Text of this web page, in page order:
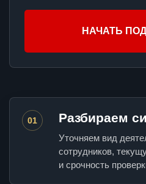
НАЧАТЬ
01 Разбираем
Уточняем вид
сотрудников,
и срочность